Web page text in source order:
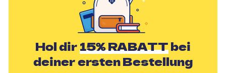
Hol dir15% RABATTbei
deiner ersten Bestellung